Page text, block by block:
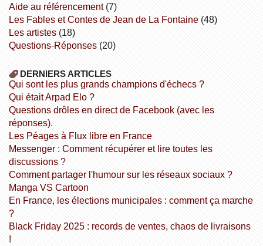
aide au référencement(7)
Les Fables et Contes de Jean de La Fontaine(48)
Les artistes(18)
Questions-Réponses(20)
DERNIERS ARTICLES
Qui sont les plus grands champions d'échecs ?
Qui était Arpad Elo ?
Questions drôles en direct de Facebook (avec les
réponses).
Les Péages à Flux libre en France
Messenger : Comment récupérer et lire toutes les
discussions ?
Comment partager l'humour sur les réseaux sociaux ?
Manga VS Cartoon
En France, les élections municipales : comment ça marche
?
Black Friday 2025 : records de ventes, chaos de livraisons
!